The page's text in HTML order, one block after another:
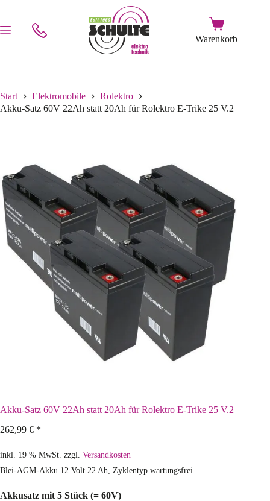
Start Elektromobile
Rolektro
Akku-Satz 60V 22Ah statt 20Ah für Rolektro E-Trike 25 V.2
Akku-Satz 60V 22Ah statt 20Ah für Rolektro E-Trike 25 V.2
262,99 € *
inkl. 19 % MwSt. zzgl. Versandkosten
Blei-AGM-Akku 12 Volt 22 Ah, Zyklentyp wartungsfrei
Akkusatz mit 5 Stück (= 60V)